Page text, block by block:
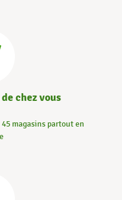
chez vous
magasins partout en